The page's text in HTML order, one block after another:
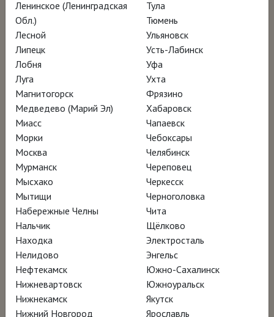
ПОКАЗЫ В САНКТ-ПЕТЕРБУРГЕ ПРИ ПОДДЕРЖКЕ
Читать подробнее…
Ленинское (Ленинградская
Обл.)
Лесной
Липецк
Лобня
Луга
Магнитогорск
Медведево (Марий Эл)
Миасс
Морки
Москва
Мурманск
Мысхако
Мытищи
Набережные Челны
Нальчик
Находка
Нелидово
Нефтекамск
Нижневартовск
Нижнекамск
Нижний Новгород
Тула
Тюмень
Ульяновск
Усть-Лабинск
Уфа
Ухта
Фрязино
Хабаровск
Чапаевск
Чебоксары
Челябинск
Череповец
Черкесск
Черноголовка
Чита
Щёлково
Электросталь
Энгельс
Южно-Сахалинск
Южноуральск
Якутск
Ярославль